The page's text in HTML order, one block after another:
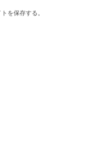
を保存する。